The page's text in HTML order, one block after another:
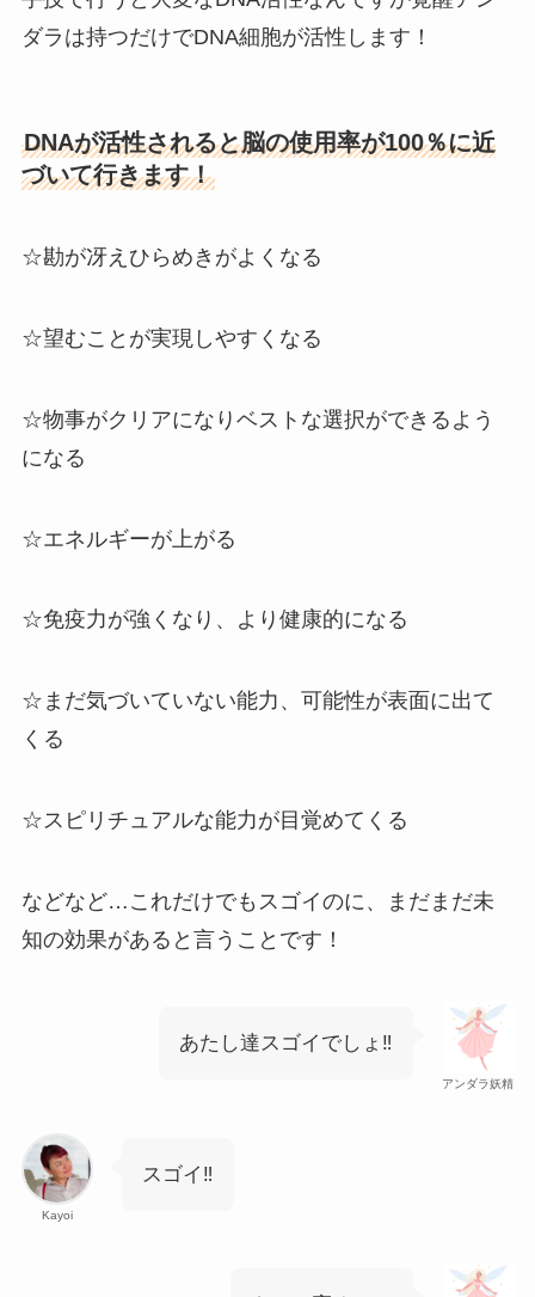
ダラは持つだけでDNA細胞が活性します！
DNAが活性されると脳の使用率が100％に近
づいて行きます！
☆勘が冴えひらめきがよくなる
☆望むことが実現しやすくなる
☆物事がクリアになりベストな選択ができるよう
になる
☆エネルギーが上がる
☆免疫力が強くなり、より健康的になる
☆まだ気づいていない能力、可能性が表面に出て
くる
☆スピリチュアルな能力が目覚めてくる
などなど…これだけでもスゴイのに、まだまだ未
知の効果があると言うことです！
アンダラ妖精
あたし達スゴイでしょ‼
Kayoi
スゴイ‼